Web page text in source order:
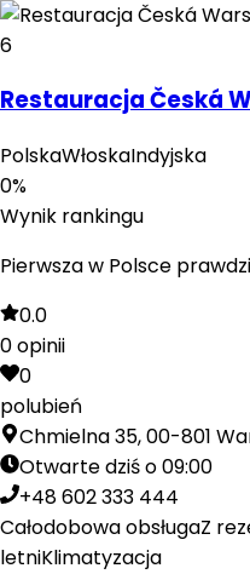
6
Restauracja Česká
PolskaWłoskaIndyjska
0%
Wynik rankingu
Pierwsza w Polsce
0.0
0opinii
0
polubień
Chmielna 35, 00-801
Otwarte dziś o 09:00
+48 602 333 444
Całodobowa obsługaZ
letniKlimatyzacja